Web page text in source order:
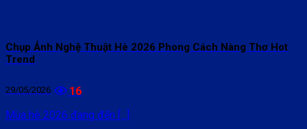
Chụp Ảnh Nghệ Thuật Hè 2026 Phong Cách Nàng Thơ Hot
Trend
29/05/2026
16
Mùa hè 2026 đang đến [...]